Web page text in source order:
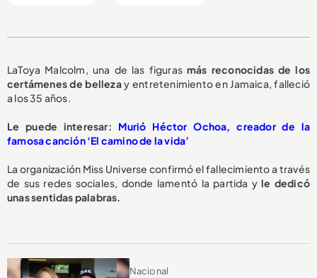
LaToya Malcolm, una de las figurasmás reconocidas de los
certámenes de bellezay entretenimiento en Jamaica, falleció
a los 35 años.
Le puede interesar: Murió Héctor Ochoa, creador de la
famosa canción ‘El camino de la vida’
La organización Miss Universe confirmó el fallecimiento a través
de sus redes sociales, donde lamentó la partida yle dedicó
unas sentidas palabras.
Nacional